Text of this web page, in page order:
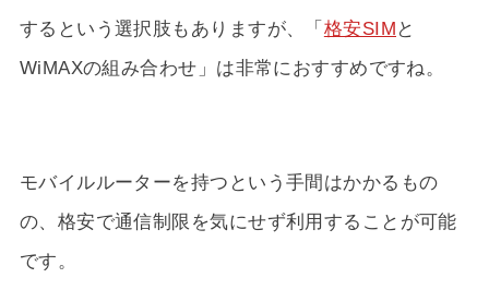
するという選択肢もありますが、「 格安SIM と
WiMAXの組み合わせ」は非常におすすめですね。
モバイルルーターを持つという手間はかかるもの
の、格安で通信制限を気にせず利用することが可能
です。